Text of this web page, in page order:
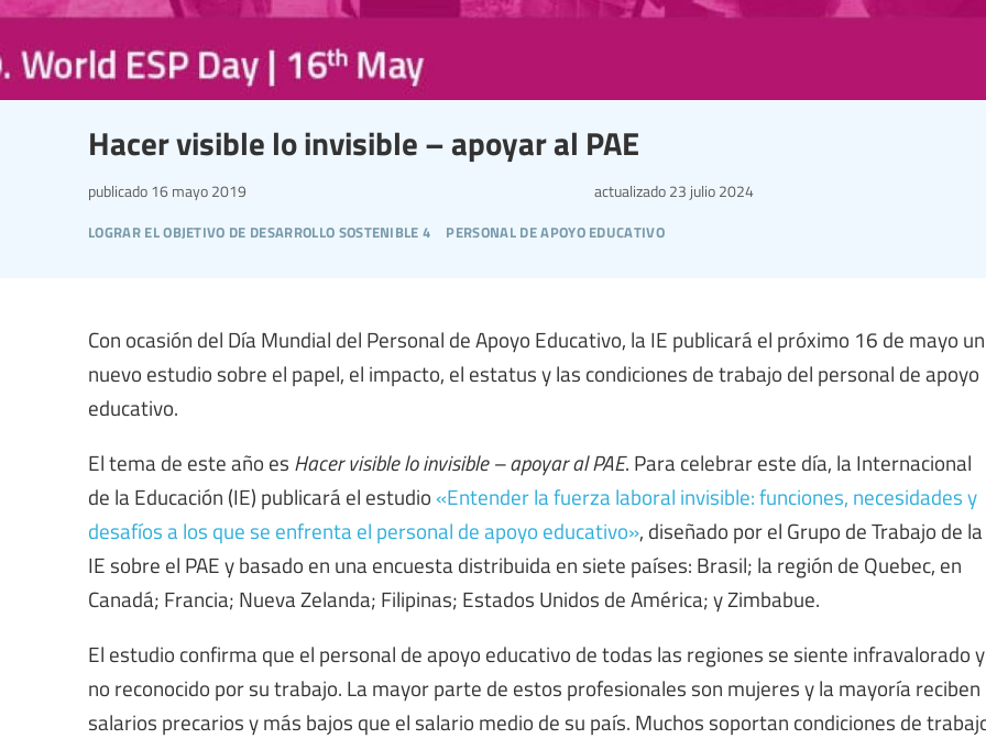
Hacer visible lo invisible – apoyar al PAE
lograr el objetivo de desarrollo sostenible 4 personal de apoyo educativo
publicado 16 mayo 2019 actualizado 23 julio 2024
Con ocasión del Día Mundial del Personal de Apoyo Educativo, la IE publicará el próximo 16 de mayo un
nuevo estudio sobre el papel, el impacto, el estatus y las condiciones de trabajo del personal de apoyo
educativo.
El tema de este año es Hacer visible lo invisible – apoyar al PAE. Para celebrar este día, la Internacional
de la Educación (IE) publicará el estudio«Entender la fuerza laboral invisible: funciones, necesidades y
desafíos a los que se enfrenta el personal de apoyo educativo», diseñado por el Grupo de Trabajo de la
IE sobre el PAE y basado en una encuesta distribuida en siete países: Brasil; la región de Quebec, en
Canadá; Francia; Nueva Zelanda; Filipinas; Estados Unidos de América; y Zimbabue.
El estudio confirma que el personal de apoyo educativo de todas las regiones se siente infravalorado y
no reconocido por su trabajo. La mayor parte de estos profesionales son mujeres y la mayoría reciben
salarios precarios y más bajos que el salario medio de su país. Muchos soportan condiciones de